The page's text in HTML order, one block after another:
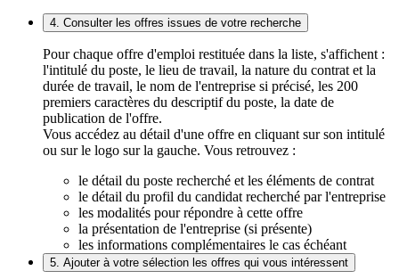
4. Consulter les offres issues de votre recherche
Pour chaque offre d'emploi restituée dans la liste, s'affichent :
l'intitulé du poste, le lieu de travail, la nature du contrat et la
durée de travail, le nom de l'entreprise si précisé, les 200
premiers caractères du descriptif du poste, la date de
publication de l'offre.
Vous accédez au détail d'une offre en cliquant sur son intitulé
ou sur le logo sur la gauche. Vous retrouvez :
le détail du poste recherché et les éléments de contrat
le détail du profil du candidat recherché par l'entreprise
les modalités pour répondre à cette offre
la présentation de l'entreprise (si présente)
les informations complémentaires le cas échéant
5. Ajouter à votre sélection les offres qui vous intéressent